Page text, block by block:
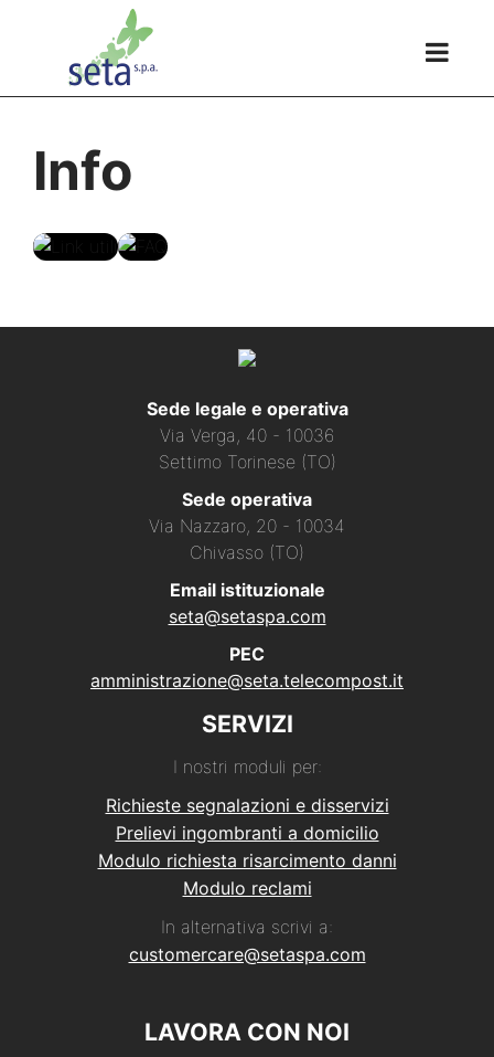
Info
Sede legale e operativa
Via Verga, 40 - 10036
Settimo Torinese (TO)
Sede operativa
Via Nazzaro, 20 - 10034
Chivasso (TO)
Email istituzionale
seta@setaspa.com
PEC
amministrazione@seta.telecompost.it
SERVIZI
I nostri moduli per:
Richieste segnalazioni e disservizi
Prelievi ingombranti a domicilio
Modulo richiesta risarcimento danni
Modulo reclami
In alternativa scrivi a:
customercare@setaspa.com
LAVORA CON NOI